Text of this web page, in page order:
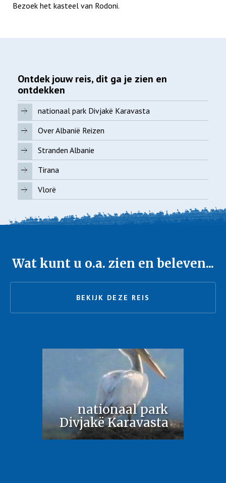
Bezoek het kasteel van Rodoni.
Ontdek jouw reis, dit ga je zien en
ontdekken
nationaal park Divjakë Karavasta
Over Albanië Reizen
Stranden Albanie
Tirana
Vlorë
Wat kunt u o.a. zien en beleven...
BEKIJK DEZE REIS
nationaal park
Divjakë Karavasta